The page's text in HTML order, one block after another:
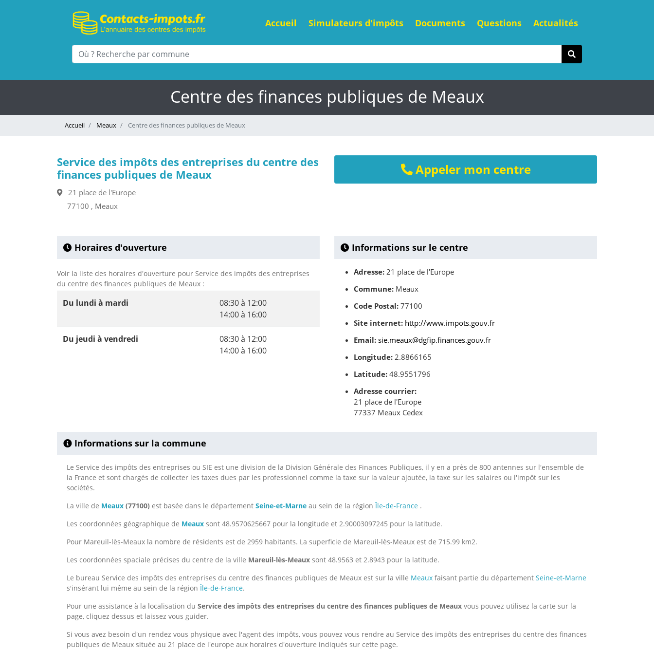
Accueil Simulateurs d'impôts Documents Questions Actualités
Centre des finances publiques de Meaux
Accueil Meaux Centre des finances publiques de Meaux
Service des impôts des entreprises du centre des
finances publiques de Meaux
21 place de l'Europe
77100 , Meaux
Appeler mon centre
Horaires d'ouverture
Voir la liste des horaires d'ouverture pour Service des impôts des entreprises
du centre des finances publiques de Meaux :
Du lundi à mardi
08:30 à 12:00
14:00 à 16:00
Du jeudi à vendredi
08:30 à 12:00
14:00 à 16:00
Informations sur le centre
Adresse: 21 place de l'Europe
Commune: Meaux
Code Postal: 77100
Site internet: http://www.impots.gouv.fr
Email: sie.meaux@dgfip.finances.gouv.fr
Longitude: 2.8866165
Latitude: 48.9551796
Adresse courrier:
21 place de l'Europe
77337 Meaux Cedex
Informations sur la commune
Le Service des impôts des entreprises ou SIE est une division de la Division Générale des Finances Publiques, il y en a près de 800 antennes sur l'ensemble de
la France et sont chargés de collecter les taxes dues par les professionnel comme la taxe sur la valeur ajoutée, la taxe sur les salaires ou l'impôt sur les
sociétés.
La ville de Meaux (77100) est basée dans le département Seine-et-Marne au sein de la régionÎle-de-France .
Les coordonnées géographique de Meaux sont 48.9570625667 pour la longitude et 2.90003097245 pour la latitude.
Pour Mareuil-lès-Meaux la nombre de résidents est de 2959 habitants. La superficie de Mareuil-lès-Meaux est de 715.99 km2.
Les coordonnées spaciale précises du centre de la ville Mareuil-lès-Meaux sont 48.9563 et 2.8943 pour la latitude.
Le bureau Service des impôts des entreprises du centre des finances publiques de Meaux est sur la ville Meaux faisant partie du département Seine-et-Marne
s'insérant lui même au sein de la régionÎle-de-France.
Pour une assistance à la localisation du Service des impôts des entreprises du centre des finances publiques de Meaux vous pouvez utilisez la carte sur la
page, cliquez dessus et laissez vous guider.
Si vous avez besoin d'un rendez vous physique avec l'agent des impôts, vous pouvez vous rendre au Service des impôts des entreprises du centre des finances
publiques de Meaux située au 21 place de l'europe aux horaires d'ouverture indiqués sur cette page.